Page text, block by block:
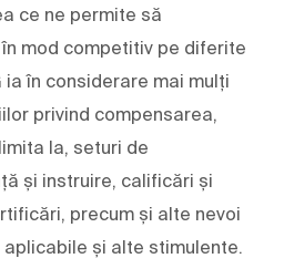
ce ne permite să
mod competitiv pe diferite
în considerare mai mulți
privind compensarea,
la, seturi de
și instruire, calificări și
precum și alte nevoi
și alte stimulente.